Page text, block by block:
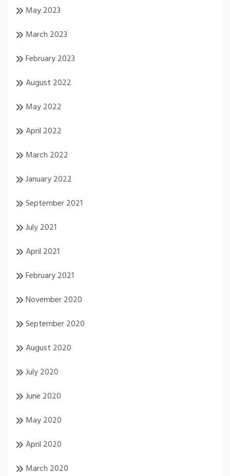
May 2023
March 2023
February 2023
August 2022
May 2022
April 2022
March 2022
January 2022
September 2021
July 2021
April 2021
February 2021
November 2020
September 2020
August 2020
July 2020
June 2020
May 2020
April 2020
March 2020